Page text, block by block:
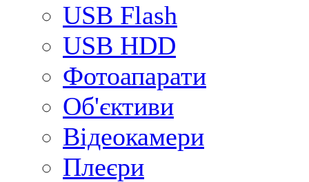
USB Flash
USB HDD
Фотоапарати
Об'єктиви
Відеокамери
Плеєри